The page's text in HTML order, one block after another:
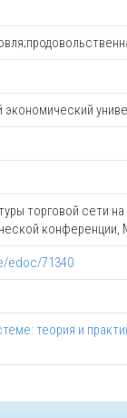
экономический
торговой сети
edoc/71340
теория и